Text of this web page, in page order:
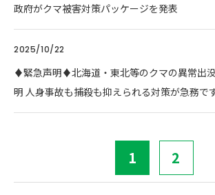
政府がクマ被害対策パッケージを発表
2025/10/22
♦️緊急声明♦️北海道・東北等のクマの異常出
明 人身事故も捕殺も抑えられる対策が急務で
1 2